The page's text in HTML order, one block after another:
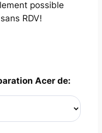
possible
RDV!
Acer de: